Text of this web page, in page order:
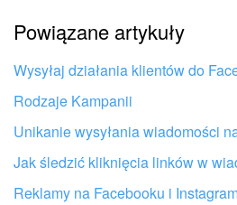
Artykuł jest za krótki. Potrzebuję
Nie podoba mi się sposób
Powiązane artykuły
Wysyłaj działania klientów do
Rodzaje Kampanii
Unikanie wysyłania wiadomości
Jak śledzić kliknięcia linków w
Reklamy na Facebooku i